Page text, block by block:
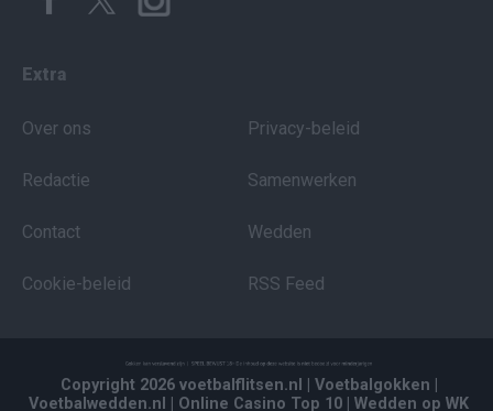
Extra
Over ons
Redactie
Contact
Cookie-beleid
Privacy-beleid
Samenwerken
Wedden
RSS Feed
Copyright 2026 voetbalflitsen.nl | Voetbalgokken
Voetbalwedden.nl
| Online Casino Top 10 | Wedden op WK